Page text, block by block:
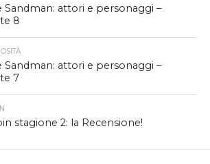
Sandman: attori e personaggi –
8
Sandman: attori e personaggi –
7
stagione 2: la Recensione!